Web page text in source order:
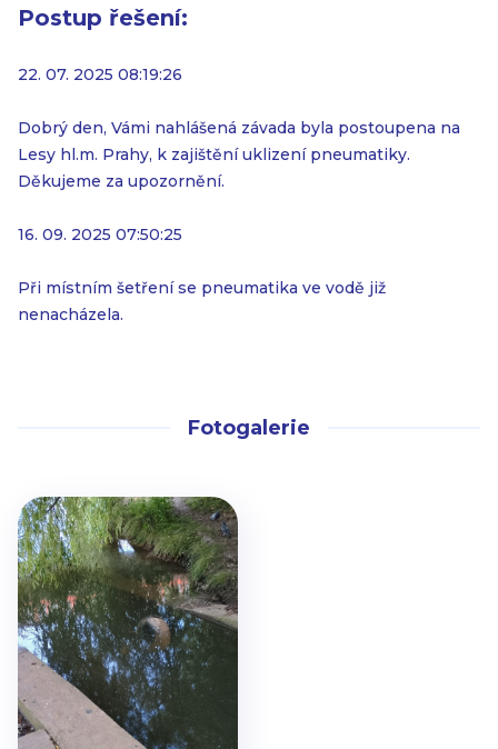
Postup řešení:
22. 07. 2025 08:19:26
Dobrý den, Vámi nahlášená závada byla postoupena na
Lesy hl.m. Prahy, k zajištění uklizení pneumatiky.
Děkujeme za upozornění.
16. 09. 2025 07:50:25
Při místním šetření se pneumatika ve vodě již
nenacházela.
Fotogalerie